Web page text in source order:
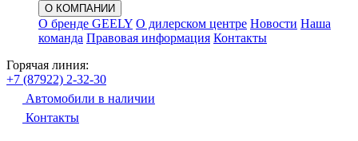
О КОМПАНИИ
О бренде GEELY О дилерском центре Новости Наша
команда Правовая информация Контакты
Горячая линия:
+7 (87922) 2-32-30
Автомобили в наличии
Контакты